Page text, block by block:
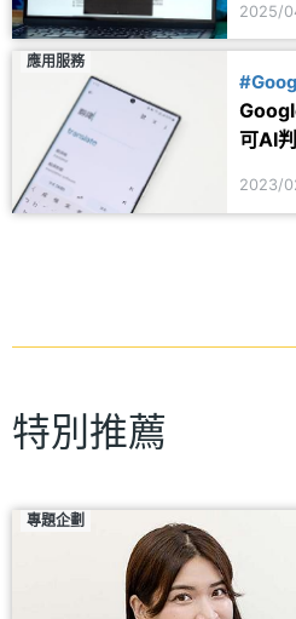
2025/
應用服務
可AI
2023/
特別推薦
專題企劃